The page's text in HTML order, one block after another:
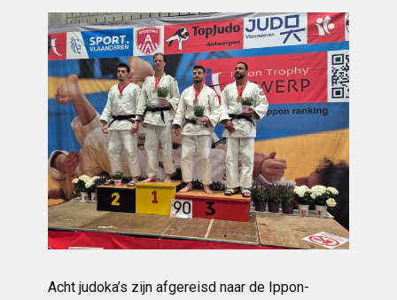
Acht judoka’s zijn afgereisd naar de Ippon-